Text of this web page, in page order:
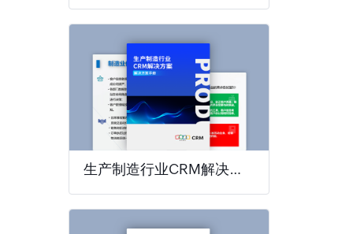
生产制造行业CRM解决方案